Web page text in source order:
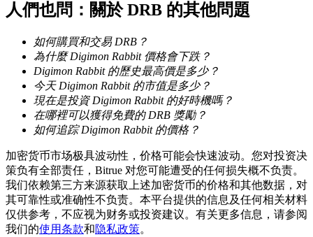
合約指南
合約功能使用指南
交易策略
學習如何保持盈利
人們也問：關於 DRB 的其他問題
如何購買和交易 DRB？
為什麼 Digimon Rabbit 價格會下跌？
Digimon Rabbit 的歷史最高價是多少？
今天 Digimon Rabbit 的市值是多少？
現在是投資 Digimon Rabbit 的好時機嗎？
在哪裡可以獲得免費的 DRB 獎勵？
如何追踪 Digimon Rabbit 的價格？
加密货币市场极具波动性，价格可能会快速波动。您对投资决
策负有全部责任，Bitrue 对您可能遭受的任何损失概不负责。
我们依赖第三方来源获取上述加密货币的价格和其他数据，对
其可靠性或准确性不负责。本平台提供的信息及任何相关材料
仅供参考，不应视为财务或投资建议。有关更多信息，请参阅
我们的使用条款和隐私政策。